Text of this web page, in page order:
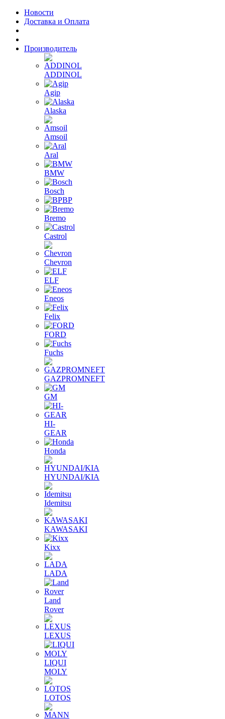
Новости
Доставка и Оплата
Производитель
ADDINOL
Agip
Alaska
Amsoil
Aral
BMW
Bosch
BP
Bremo
Castrol
Chevron
ELF
Eneos
Felix
FORD
Fuchs
GAZPROMNEFT
GM
HI-
GEAR
Honda
HYUNDAI/KIA
Idemitsu
KAWASAKI
Kixx
LADA
Land
Rover
LEXUS
LIQUI
MOLY
LOTOS